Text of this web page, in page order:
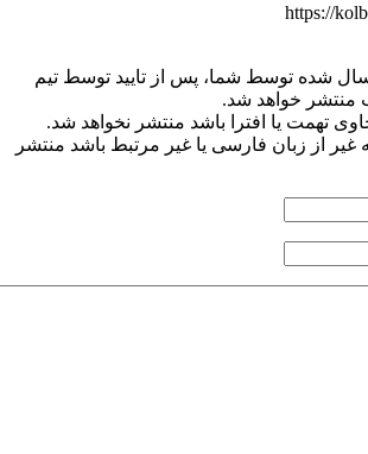
https://
شده توسط شما، پس از تایید توسط تیم
منتشر خواهد شد.
تهمت یا افترا باشد منتشر نخواهد شد.
غیر از زبان فارسی یا غیر مرتبط باشد منتشر